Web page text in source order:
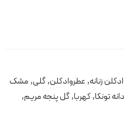
زنانه, عطروادکلن,گلی, مشک
دانه تونکا,کهربا,گل پنجه مریم,